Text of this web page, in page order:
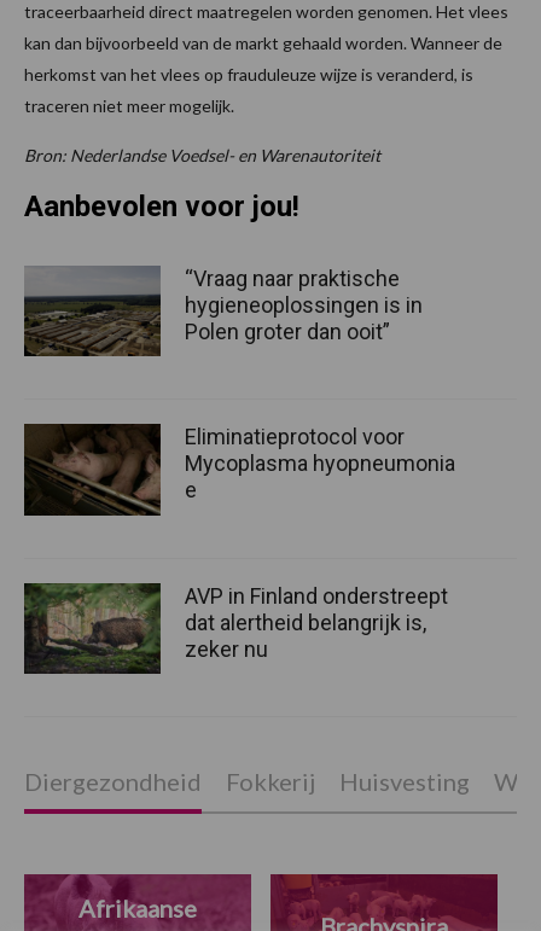
traceerbaarheid direct maatregelen worden genomen. Het vlees
kan dan bijvoorbeeld van de markt gehaald worden. Wanneer de
herkomst van het vlees op frauduleuze wijze is veranderd, is
traceren niet meer mogelijk.
Bron: Nederlandse Voedsel- en Warenautoriteit
Aanbevolen voor jou!
“Vraag naar praktische
hygieneoplossingen is in
Polen groter dan ooit”
Eliminatieprotocol voor
Mycoplasma hyopneumonia
e
AVP in Finland onderstreept
dat alertheid belangrijk is,
zeker nu
Diergezondheid Fokkerij Huisvesting
Afrikaanse